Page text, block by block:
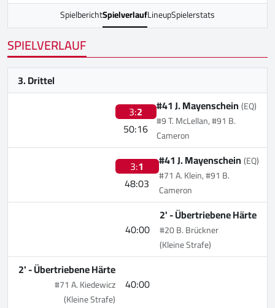
SpielberichtSpielverlaufLineupSpielerstats
SPIELVERLAUF
3. Drittel
3:2
50:16
#41 J. Mayenschein(EQ)
#9 T. McLellan, #91 B.
Cameron
3:1
48:03
#41 J. Mayenschein(EQ)
#71 A. Klein, #91 B.
Cameron
40:00
2' -Übertriebene Härte
#20 B. Brückner
(Kleine Strafe)
40:00
2' -Übertriebene Härte
#71 A. Kiedewicz
(Kleine Strafe)